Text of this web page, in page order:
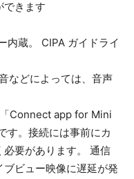
できます
内蔵。 CIPA ガイドライ
などによっては、音声
Connect app for Mini
す。接続には事前にカ
必要があります。 通信
ビュー映像に遅延が発